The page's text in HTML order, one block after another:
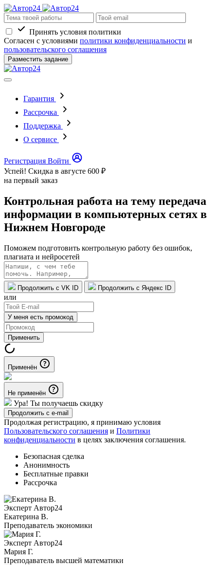
Принять условия политики
Согласен с условиями политики конфиденциальности и
пользовательского соглашения
Разместить задание
Гарантия
Рассрочка
Поддержка
О сервисе
Регистрация Войти
Успей! Скидка в августе 600 ₽
на первый заказ
Контрольная работа на тему передача
информации в компьютерных сетях в
Нижнем Новгороде
Поможем подготовить контрольную работу без ошибок,
плагиата и нейросетей
Продолжить с VK ID Продолжить с Яндекс ID
или
У меня есть промокод
Применить
Применён
Не применён
Ура! Ты получаешь скидку
Продолжить с e-mail
Продолжая регистрацию, я принимаю условия
Пользовательского соглашения и Политики
конфиденциальности в целях заключения соглашения.
Безопасная сделка
Анонимность
Бесплатные правки
Рассрочка
Эксперт Автор24
Екатерина B.
Преподаватель экономики
Эксперт Автор24
Мария Г.
Преподаватель высшей математики